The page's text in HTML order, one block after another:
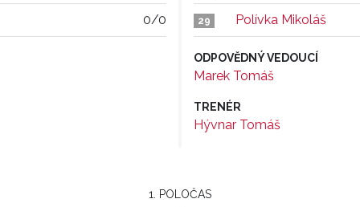
0/0 29 Polívka Mikoláš
ODPOVĚDNÝ VEDOUCÍ
Marek Tomáš
TRENÉR
Hývnar Tomáš
1. POLOČAS